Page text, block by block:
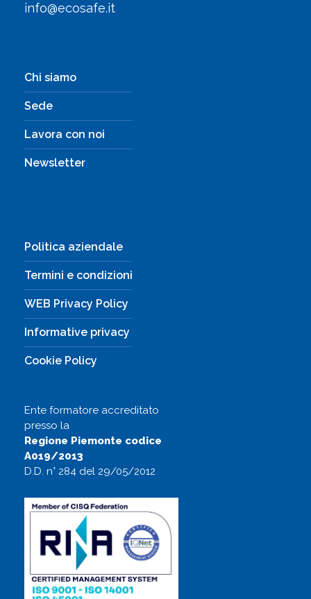
info@ecosafe.it
Chi siamo
Sede
Lavora con noi
Newsletter
Politica aziendale
Termini e condizioni
WEB Privacy Policy
Informative privacy
Cookie Policy
Ente formatore accreditato
presso la
Regione Piemonte codice
A019/2013
D.D. n° 284 del 29/05/2012